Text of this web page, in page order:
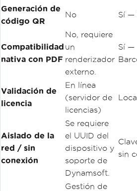
Generación de
código QR
No Sí —
Compatibilidad
nativa con PDF
No, requiere
un
renderizador
externo.
Sí —
Validación de
licencia
En línea
(servidor de
licencias)
Aislado de la
red / sin
conexión
Se requiere
el UUID del
dispositivo y
soporte de
Dynamsoft.
sin
Gestión de